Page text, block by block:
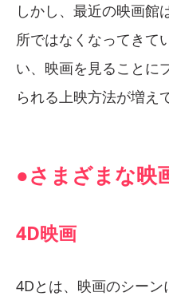
しかし、最近の映画館
所ではなくなってきて
い、映画を見ることに
られる上映方法が増え
●さまざまな映
4D映画
4Dとは、映画のシー